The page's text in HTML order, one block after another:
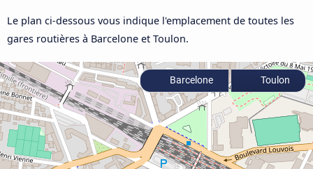
Le plan ci-dessous vous indique l'emplacement de toutes les
gares routières à Barcelone et Toulon.
Barcelone Toulon